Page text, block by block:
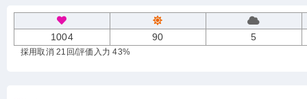
1004 90 5
採用取消 21回/評価入力 43%